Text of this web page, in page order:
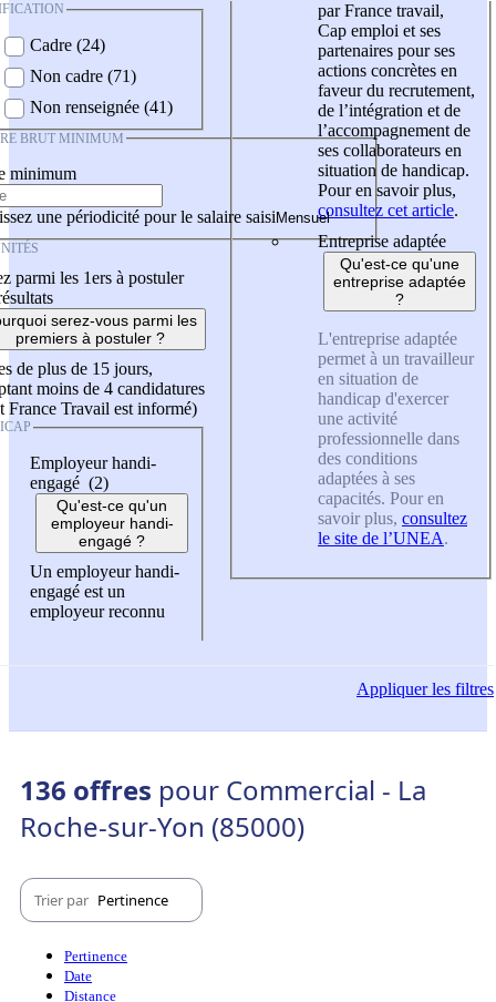
Cadre (24)
Non cadre (71)
Non renseignée (41)
BRUT MINIMUM
minimum
une périodicité pour le salaire saisi
parmi les 1ers à postuler
serez-vous parmi les
premiers à postuler ?
de plus de 15 jours,
moins de 4 candidatures
France Travail est informé)
Employeur handi-
engagé (2)
Qu'est-ce qu'un
employeur handi-
engagé ?
Un employeur handi-
engagé est un
employeur reconnu
par France travail,
Cap emploi et ses
partenaires pour ses
actions concrètes en
faveur du recrutement,
de l’intégration et de
l’accompagnement de
ses collaborateurs en
situation de handicap.
Pour en savoir plus,
consultez cet article.
Entreprise adaptée
Qu'est-ce qu'une
entreprise adaptée
?
L'entreprise adaptée
permet à un travailleur
en situation de
handicap d'exercer
une activité
professionnelle dans
des conditions
adaptées à ses
capacités. Pour en
savoir plus, consultez
le site de l’UNEA.
Appliquerles filtres
136 offres pour Commercial - La
Roche-sur-Yon (85000)
Trier par Pertinence
Pertinence
Date
Distance